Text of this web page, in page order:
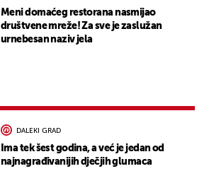
Meni domaćeg restorana nasmijao
društvene mreže! Za sve je zaslužan
urnebesan naziv jela
DALEKI GRAD
Ima tek šest godina, a već je jedan od
najnagrađivanijih dječjih glumaca